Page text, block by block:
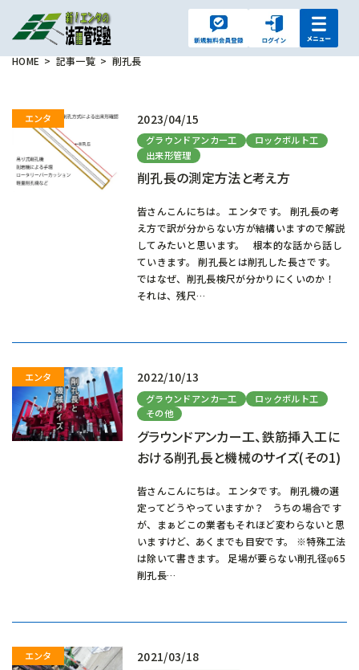
HOME 記事一覧 削孔長
2023/04/15
グラウンドアンカー工
ロックボルト工
出来形管理
削孔長の測定方法と考え方
皆さんこんにちは。 エンタです。 削孔長の考
え方で訳が分からない方が結構いますので解説
してみたいと思います。 根本的な話から話し
ていきます。 削孔長とは削孔した長さです。
ではなぜ、削孔長検尺が分かりにくいのか！
それは、残尺…
2022/10/13
グラウンドアンカー工
ロックボルト工
その他
グラウンドアンカー工、鉄筋挿入工に
おける削孔長と機械のサイズ(その1)
皆さんこんにちは。 エンタです。 削孔機の選
定ってどうやっていますか？ うちの場合です
が、まぁどこの業者もそれほど変わらないと思
いますけど、あくまでも目安です。 ※特殊工法
は除いて書きます。 足場が要らない削孔径φ65
削孔長…
2021/03/18